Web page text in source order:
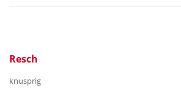
Resch
knusprig